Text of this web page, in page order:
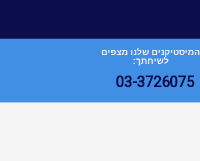
המיסטיקנים שלנו מצפים
לשיחתך:
03-3726075